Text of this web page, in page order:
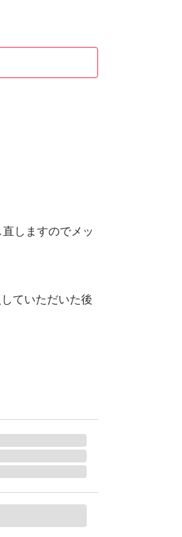
しますのでメッ
ていただいた後
ッチリフトEX
キャンセルさせ